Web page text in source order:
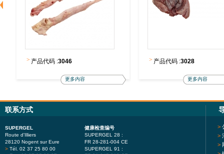
> 产品代码 :3046
更多内容
> 产品代码 :3028
更多内容
联系方式
SUPERGEL
Route d'Illiers
28120 Nogent sur Eure
> Tél. 02 37 25 80 00
健康检查编号
SUPERGEL 28 :
FR 28-281-004 CE
SUPERGEL 91 :
>
>
>